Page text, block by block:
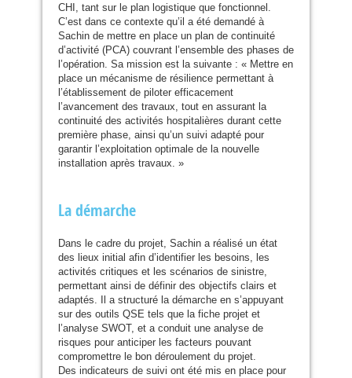
CHI , tant sur le plan logistique que fonctionnel.
C’est dans ce contexte qu’il a été demandé à
Sachin de mettre en place un plan de continuité
d’activité (PCA) couvrant l’ensemble des phases de
l’opération. Sa mission est la suivante : « Mettre en
place un mécanisme de résilience permettant à
l’établissement de piloter efficacement
l’avancement des travaux, tout en assurant la
continuité des activités hospitalières durant cette
première phase, ainsi qu’un suivi adapté pour
garantir l’exploitation optimale de la nouvelle
installation après travaux. »
La démarche
Dans le cadre du projet, Sachin a réalisé un état
des lieux initial afin d’identifier les besoins, les
activités critiques et les scénarios de sinistre,
permettant ainsi de définir des objectifs clairs et
adaptés. Il a structuré la démarche en s’appuyant
sur des outils QSE tels que la fiche projet et
l’analyse SWOT, et a conduit une analyse de
risques pour anticiper les facteurs pouvant
compromettre le bon déroulement du projet.
Des indicateurs de suivi ont été mis en place pour